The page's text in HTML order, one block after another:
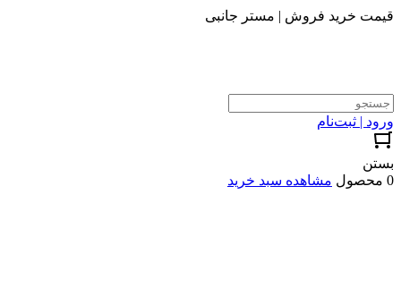
قیمت خرید فروش | مستر جانبی
ورود | ثبت‌نام
بستن
0 محصول
مشاهده سبد خرید